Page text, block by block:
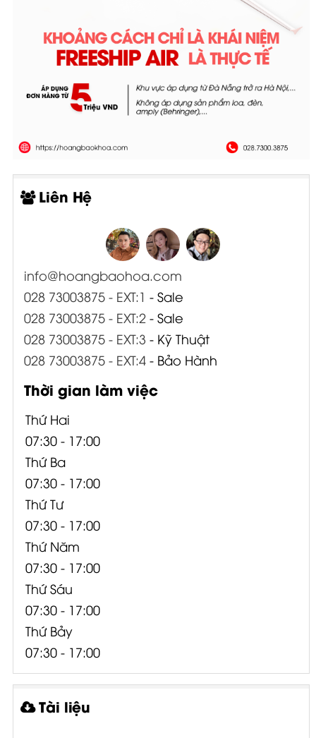
Liên Hệ
info@hoangbaohoa.com
028 73003875 - EXT:1 - Sale
028 73003875 - EXT:2- Sale
028 73003875 - EXT:3 - Kỹ Thuật
028 73003875 - EXT:4- Bảo Hành
Thời gian làm việc
Thứ Hai
07:30 - 17:00
Thứ Ba
07:30 - 17:00
Thứ Tư
07:30 - 17:00
Thứ Năm
07:30 - 17:00
Thứ Sáu
07:30 - 17:00
Thứ Bảy
07:30 - 17:00
Tài liệu